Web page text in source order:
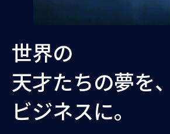
世界の
天才たちの夢を、
ビジネスに。